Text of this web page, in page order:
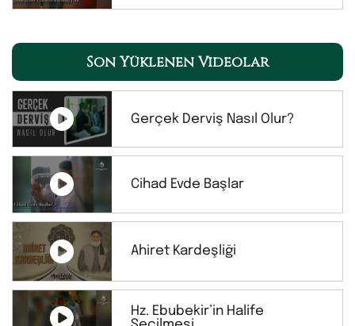
Son Yüklenen Videolar
Gerçek Derviş Nasıl Olur?
Cihad Evde Başlar
Ahiret Kardeşliği
Hz. Ebubekir’in Halife